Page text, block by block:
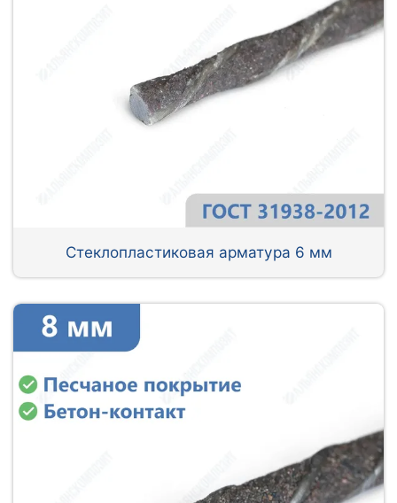
Стеклопластиковая арматура 6 мм